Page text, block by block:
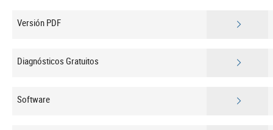
Versión PDF
Diagnósticos Gratuitos
Software